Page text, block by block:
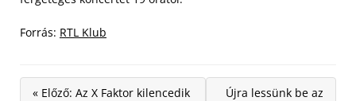
Forrás: RTL Klub
« Előző: Az X Faktor kilencedik
Újra lessünk be az